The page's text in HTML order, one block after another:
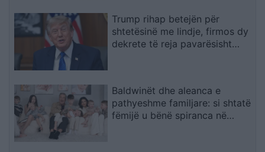
Trump rihap betejën për
shtetësinë me lindje, firmos dy
dekrete të reja pavarësisht
Baldwinët dhe aleanca e
pathyeshme familjare: si shtatë
fëmijë u bënë spiranca në